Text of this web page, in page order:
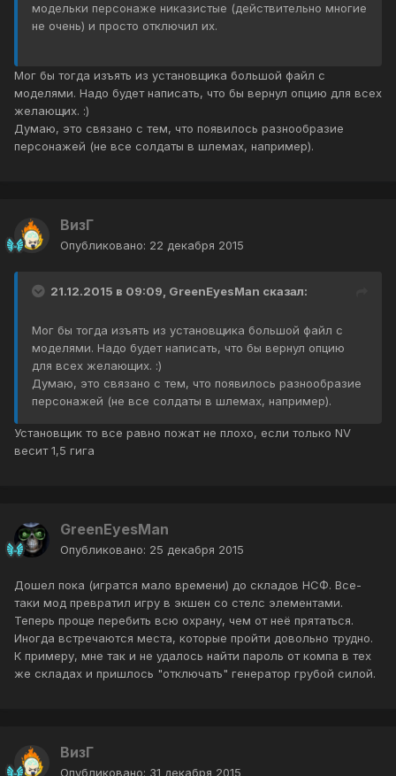
модельки персонаже никазистые (действительно многие
не очень) и просто отключил их.
Мог бы тогда изъять из установщика большой файл с
моделями. Надо будет написать, что бы вернул опцию для всех
желающих. :)
Думаю, это связано с тем, что появилось разнообразие
персонажей (не все солдаты в шлемах, например).
ВизГ
Опубликовано: 22 декабря 2015
21.12.2015 в 09:09, GreenEyesMan сказал:
Мог бы тогда изъять из установщика большой файл с
моделями. Надо будет написать, что бы вернул опцию
для всех желающих. :)
Думаю, это связано с тем, что появилось разнообразие
персонажей (не все солдаты в шлемах, например).
Установщик то все равно пожат не плохо, если только NV
весит 1,5 гига
GreenEyesMan
Опубликовано: 25 декабря 2015
Дошел пока (игратся мало времени) до складов НСФ. Все-
таки мод превратил игру в экшен со стелс элементами.
Теперь проще перебить всю охрану, чем от неё прятаться.
Иногда встречаются места, которые пройти довольно трудно.
К примеру, мне так и не удалось найти пароль от компа в тех
же складах и пришлось "отключать" генератор грубой силой.
ВизГ
Опубликовано: 31 декабря 2015